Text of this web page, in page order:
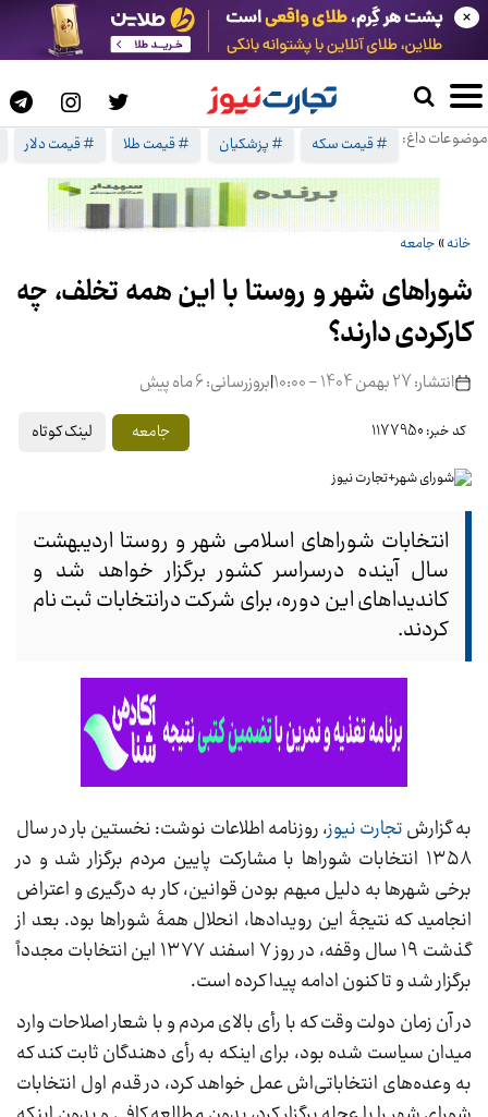
موضوعات داغ: # قیمت سکه # پزشکیان # قیمت طلا # قیمت دلار
×
خانه» جامعه
شوراهای شهر و روستا با این همه تخلف، چه
کارکردی دارند؟
انتشار: 27 بهمن 1404 - 10:00 |بروزرسانی: 6 ماه پیش
کد خبر: 1177950 جامعه لینک کوتاه
انتخابات شوراهای اسلامی شهر و روستا اردیبهشت
سال آینده درسراسر کشور برگزار خواهد شد و
کاندیداهای این دوره، برای شرکت درانتخابات ثبت نام
کردند.
به گزارشتجارت نیوز، روزنامه اطلاعات نوشت: نخستین بار در سال
۱۳۵۸ انتخابات شوراها با مشارکت پایین مردم برگزار شد و در
برخی شهرها به دلیل مبهم بودن قوانین، کار به درگیری و اعتراض
انجامید که نتیجۀ این رویدادها، انحلال همۀ شوراها بود. بعد از
گذشت ۱۹ سال وقفه، در روز ۷ اسفند ۱۳۷۷ این انتخابات مجدداً
برگزار شد و تا کنون ادامه پیدا کرده است.
در آن زمان دولت وقت که با رأی بالای مردم و با شعار اصلاحات وارد
میدان سیاست شده بود، برای اینکه به رأی دهندگان ثابت کند که
به وعده‌های انتخاباتی‌اش عمل خواهد کرد، در قدم اول انتخابات